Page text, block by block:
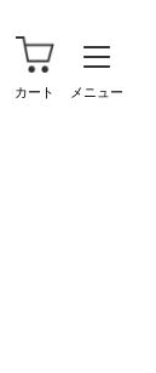
カート メニュー